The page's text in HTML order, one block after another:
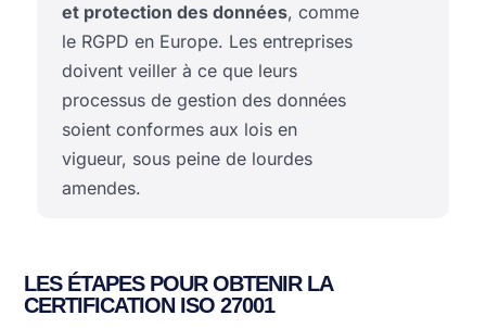
et protection des données, comme
le RGPD en Europe. Les entreprises
doivent veiller à ce que leurs
processus de gestion des données
soient conformes aux lois en
vigueur, sous peine de lourdes
amendes.
LES ÉTAPES POUR OBTENIR LA
CERTIFICATION ISO 27001